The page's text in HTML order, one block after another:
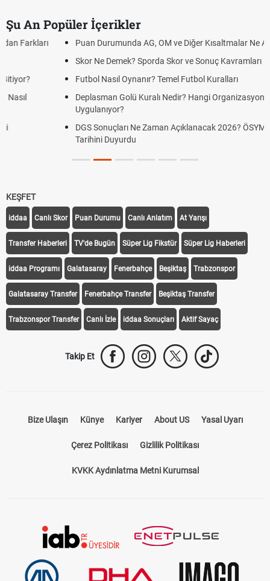
Şu An Popüler İçerikler
Puan Durumunda AG, OM ve Diğer Kısaltmalar Ne Anlama Gelir?
Skor Ne Demek? Sporda Skor ve Sonuç Kavramları
Futbol Nasıl Oynanır? Temel Futbol Kuralları
Deplasman Golü Kuralı Nedir? Hangi Organizasyonlarda
DGS Sonuçları Ne Zaman Açıklanacak 2026? ÖSYM Sonuç
Tarihini Duyurdu
KEŞFET
iddaa Canlı Skor Puan Durumu Canlı Anlatım At Yarışı
Transfer Haberleri TV'de Bugün Süper Lig Fikstür Süper Lig Haberleri
iddaa Programı Galatasaray Fenerbahçe Beşiktaş Trabzonspor
Galatasaray Transfer Fenerbahçe Transfer Beşiktaş Transfer
Trabzonspor Transfer Canlı İzle iddaa Sonuçları Aktif Sayaç
Takip Et
Bize Ulaşın Künye Kariyer About US Yasal Uyarı
Çerez Politikası Gizlilik Politikası
KVKK Aydınlatma Metni Kurumsal